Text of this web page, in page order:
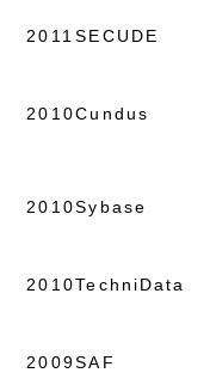
2011 SECUDE
2010Cundus
2010Sybase
2010TechniData
2009SAF